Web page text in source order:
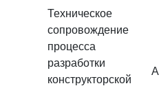
Техническое
сопровождение
процесса
разработки
конструкторской